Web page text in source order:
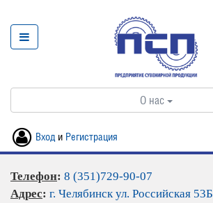
О нас
Вход и Регистрация
Телефон: 8 (351)729-90-07
Адрес: г. Челябинск ул. Российская 53Б